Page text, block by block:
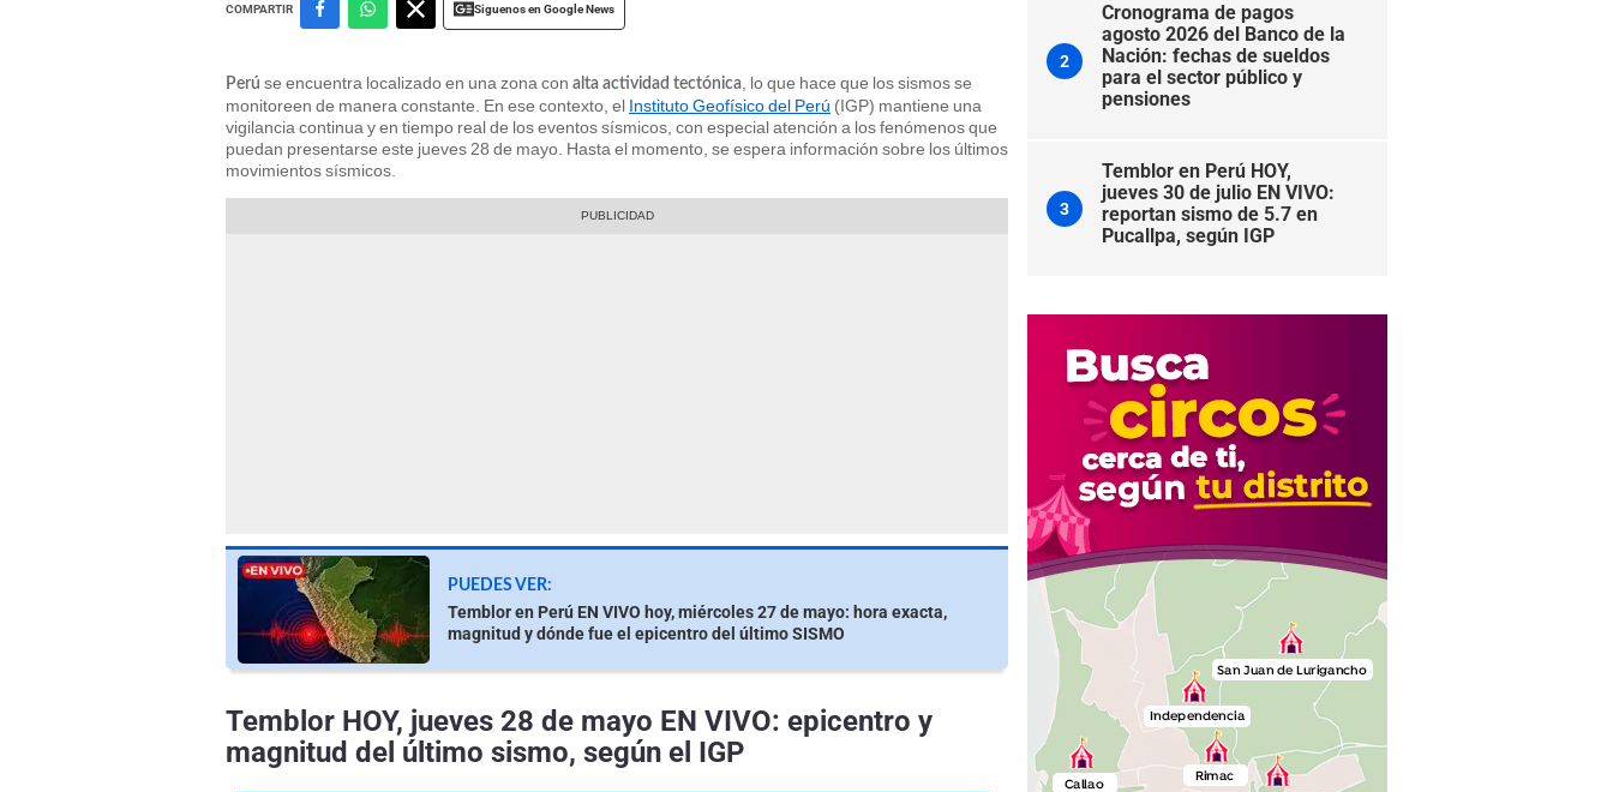
COMPARTIR Siguenos en Google News
Perú se encuentra localizado en una zona con alta actividad tectónica, lo que hace que los sismos se
monitoreen de manera constante. En ese contexto, el Instituto Geofísico del Perú (IGP) mantiene una
vigilancia continua y en tiempo real de los eventos sísmicos, con especial atención a los fenómenos que
puedan presentarse este jueves 28 de mayo. Hasta el momento, se espera información sobre los últimos
movimientos sísmicos.
PUEDES VER:
Temblor en Perú EN VIVO hoy, miércoles 27 de mayo: hora exacta,
magnitud y dónde fue el epicentro del último SISMO
Temblor HOY, jueves 28 de mayo EN VIVO: epicentro y
magnitud del último sismo, según el IGP
2
Cronograma de pagos
agosto 2026 del Banco de la
Nación: fechas de sueldos
para el sector público y
pensiones
3
Temblor en Perú HOY,
jueves 30 de julio EN VIVO:
reportan sismo de 5.7 en
Pucallpa, según IGP